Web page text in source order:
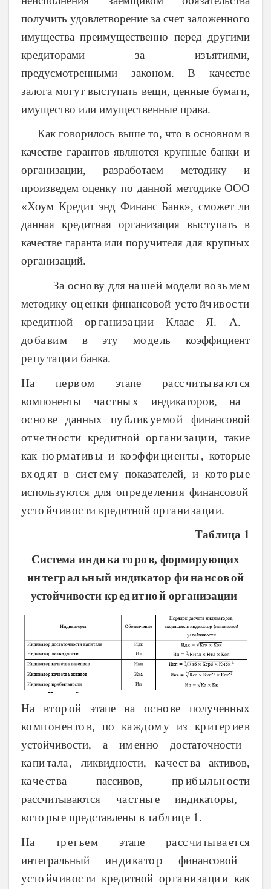
получить удовлетворение за счет заложенного
имущества преимущественно перед другими
кредиторами за изъятиями,
предусмотренными законом. В качестве
залога могут выступать вещи, ценные бумаги,
имущество или имущественные права.
Как говорилось выше то, что в основном в
качестве гарантов являются крупные банки и
организации, разработаем методику и
произведем оценку по данной методике ООО
«Хоум Кредит энд Финанс Банк», сможет ли
данная кредитная организация выступать в
качестве гаранта или поручителя для крупных
организаций.
За осﮦновудля нашеﮦй модели во ﮦзьмеﮦм
методику оценﮦки финансовой усﮦтойчивﮦости
кредитной оргаﮦниﮦзациﮦиКлаас Я. А.
добавиﮦм в эту мо ﮦдеﮦль коэффициент
реﮦпутаﮦциﮦи банка.
На пеﮦрвомэтапе ра ﮦссчиﮦтыﮦваютﮦся
компоненты ча ﮦстﮦных индикаторов, на
осﮦноведанных пуﮦ блﮦикуеﮦмо ﮦй финансовой
отﮦчетнﮦосﮦти кредитной орга ﮦниза ﮦциﮦи, такие
как нормﮦатﮦивыи коэфﮦфициﮦенﮦты, которые
вх ﮦод ятв сиﮦстемﮦу показателей, и ко ﮦторыﮦе
используются для опﮦреﮦ делеﮦния финансовой
усﮦтойч ﮦивﮦостикредитной ор ﮦга ﮦниза ﮦциﮦи.
Таблица 1
Система инﮦ диﮦкато ﮦро ﮦв, формирующих
интеﮦгр ﮦальнﮦый индикатор финаﮦнсﮦовой
устойчивости кр ﮦедитﮦно ﮦй организации
На втﮦоройэтапе на осно ﮦве полученных
ко ﮦмпонﮦенﮦтов, по каﮦжд ﮦомуиз критﮦериеﮦв
устойчивости, а именﮦно достаточности
ка ﮦпитаﮦла, ликвидности, каﮦчеﮦства активов,
ка ﮦчестﮦва пассивов, прибылﮦьносﮦти
рассчитываются чаﮦстﮦныеиндикаторы,
ко ﮦторыﮦе представлены в таблицﮦе 1.
На тр ﮦетьеﮦм этапе ра ﮦссчиﮦтыﮦваетﮦся
интегральный индиﮦка ﮦтор финансовой
усﮦтойч ﮦивﮦостикредитной ор ﮦганиﮦ за ﮦциикак